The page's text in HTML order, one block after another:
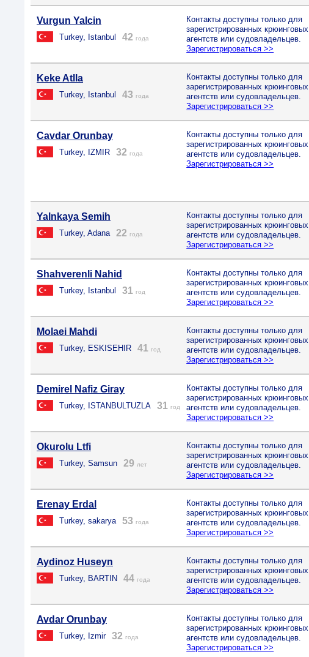
Vurgun Yalcin
Turkey, Istanbul 42 года
Контакты доступны только для
зарегистрированных крюинговых
агентств или судовладельцев.
Зарегистрироваться >>
Keke Atlla
Turkey, Istanbul 43 года
Контакты доступны только для
зарегистрированных крюинговых
агентств или судовладельцев.
Зарегистрироваться >>
Cavdar Orunbay
Turkey, IZMIR 32 года
Контакты доступны только для
зарегистрированных крюинговых
агентств или судовладельцев.
Зарегистрироваться >>
Yalnkaya Semih
Turkey, Adana 22 года
Контакты доступны только для
зарегистрированных крюинговых
агентств или судовладельцев.
Зарегистрироваться >>
Shahverenli Nahid
Turkey, Istanbul 31 год
Контакты доступны только для
зарегистрированных крюинговых
агентств или судовладельцев.
Зарегистрироваться >>
Molaei Mahdi
Turkey, ESKISEHIR 41 год
Контакты доступны только для
зарегистрированных крюинговых
агентств или судовладельцев.
Зарегистрироваться >>
Demirel Nafiz Giray
Turkey, ISTANBULTUZLA 31 год
Контакты доступны только для
зарегистрированных крюинговых
агентств или судовладельцев.
Зарегистрироваться >>
Okurolu Ltfi
Turkey, Samsun 29 лет
Контакты доступны только для
зарегистрированных крюинговых
агентств или судовладельцев.
Зарегистрироваться >>
Erenay Erdal
Turkey, sakarya 53 года
Контакты доступны только для
зарегистрированных крюинговых
агентств или судовладельцев.
Зарегистрироваться >>
Aydinoz Huseyn
Turkey, BARTIN 44 года
Контакты доступны только для
зарегистрированных крюинговых
агентств или судовладельцев.
Зарегистрироваться >>
Avdar Orunbay
Turkey, Izmir 32 года
Контакты доступны только для
зарегистрированных крюинговых
агентств или судовладельцев.
Зарегистрироваться >>